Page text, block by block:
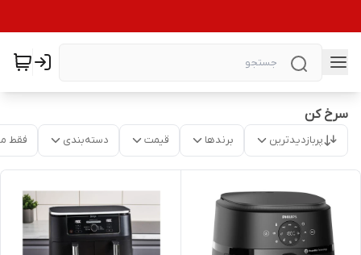
سرخ کن
پربازدیدترین برندها قیمت دسته‌بندی فقط